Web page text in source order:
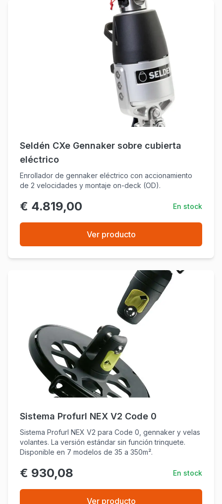
Seldén CXe Gennaker sobre cubierta
eléctrico
Enrollador de gennaker eléctrico con accionamiento
de 2 velocidades y montaje on-deck (OD).
€ 4.819,00 En stock
Ver producto
Sistema Profurl NEX V2 Code 0
Sistema Profurl NEX V2 para Code 0, gennaker y velas
volantes. La versión estándar sin función trinquete.
Disponible en 7 modelos de 35 a 350m².
€ 930,08 En stock
Ver producto